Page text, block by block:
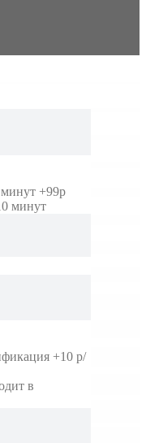
+99р
минут
+10 р/
в